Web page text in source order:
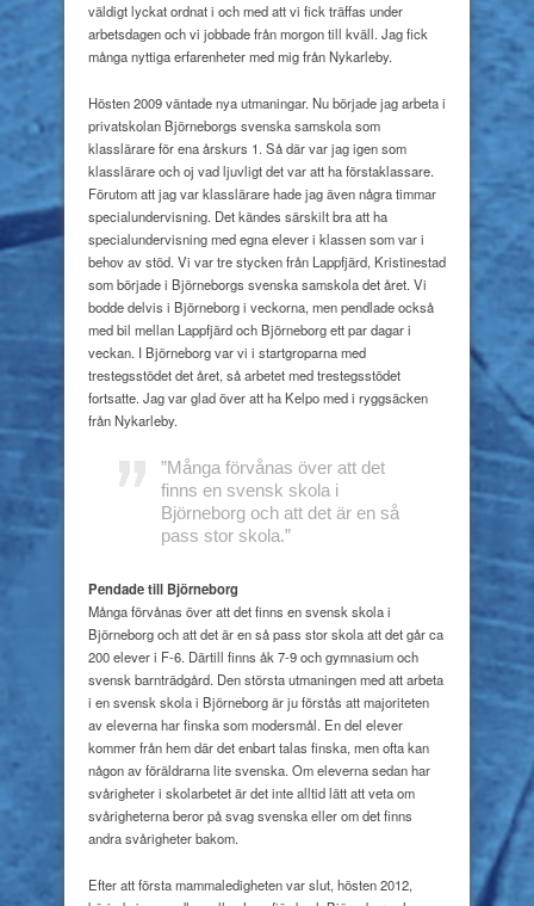
väldigt lyckat ordnat i och med att vi fick träffas under
arbetsdagen och vi jobbade från morgon till kväll. Jag fick
många nyttiga erfarenheter med mig från Nykarleby.
Hösten 2009 väntade nya utmaningar. Nu började jag arbeta i
privatskolan Björneborgs svenska samskola som
klasslärare för ena årskurs 1. Så där var jag igen som
klasslärare och oj vad ljuvligt det var att ha förstaklassare.
Förutom att jag var klasslärare hade jag även några timmar
specialundervisning. Det kändes särskilt bra att ha
specialundervisning med egna elever i klassen som var i
behov av stöd. Vi var tre stycken från Lappfjärd, Kristinestad
som började i Björneborgs svenska samskola det året. Vi
bodde delvis i Björneborg i veckorna, men pendlade också
med bil mellan Lappfjärd och Björneborg ett par dagar i
veckan. I Björneborg var vi i startgroparna med
trestegsstödet det året, så arbetet med trestegsstödet
fortsatte. Jag var glad över att ha Kelpo med i ryggsäcken
från Nykarleby.
”Många förvånas över att det
finnsen svensk skola i
Björneborg och att det är en så
pass stor skola.”
Pendade till Björneborg
Många förvånas över att det finns en svensk skola i
Björneborg och att det är en så pass stor skola att det går ca
200 elever i F-6. Därtill finns åk 7-9 och gymnasium och
svensk barnträdgård. Den största utmaningen med att arbeta
i en svensk skola i Björneborg är ju förstås att majoriteten
av eleverna har finska som modersmål. En del elever
kommer från hem där det enbart talas finska, men ofta kan
någon av föräldrarna lite svenska. Om eleverna sedan har
svårigheter i skolarbetet är det inte alltid lätt att veta om
svårigheterna beror på svag svenska eller om det finns
andra svårigheter bakom.
Efter att första mammaledigheten var slut, hösten 2012,